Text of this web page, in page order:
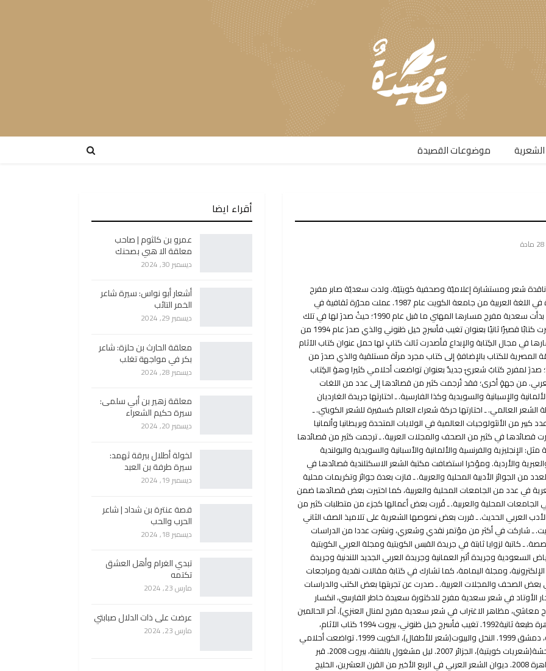
موضوعات القصيدة​
28 مادة
شعر ومستشارة إعلاميّة وصحفية كويتيّة. ولدت سعديّة صابر مفرح
سنة 1967 في مدينة الجهراء. مجازة في اللغة العربية من جامعة الكويت عام 1987. عملت محرّرة ثقافية في
القسم الثقافي في الوطن والقبس. بدأت سعدية مفرح مسارها المهني ما قبل عام 1990؛ حيثُ صدرَ لها في تلك
الفترة كِتاب آخر الحالمين كان ثمّ نشرت كتابًا قصيرًا ثانيًا بعنوان تغيب فأسرج خيل ظنوني والذي صدرَ عام 1994 من
في مجال الكِتابة والإبداع فأصدرت ثالث كتابٍ لها حمل عنوان كتاب الآثام
الهيئة العامّة المصرية للكتاب بالإضافةِ إلى كتاب مجرد مرآة مستلقية والذي صدرَ من
دمشق عام 1999. بحلول عام 2006؛ صدرَ لمفرح كتابٌ شعريّ جديدٌ بعنوان تواضعت أحلامي كثيرا وهوَ الكِتاب
من جهةٍ أخرى؛ فقد تُرجمت كثير من قصائدها إلى عدد من اللغات
والإسبانية والسويدية وكذا الفارسية. ـ اختارتها جريدة الغارديان
الشعر العالمي. ـ اختارتها حركة شعراء العالم كسفيرة للشعر الكويتي. ـ
من الأنثولوجيات العالمية في الولايات المتحدة وبريطانيا وألمانيا
قصائدها في كثير من الصحف والمجلات العربية. ـ ترجمت كثير من قصائدها
الإنجليزية والفرنسية والألمانية والأسبانية والسويدية والبولندية
والأردية. ومؤخرا استضافت مكتبة الشعر الاسكتلندية قصائدها في
من الجوائز الأدبية المحلية والعربية. ـ فازت بعدة جوائز وتكريمات محلية
في عدد من الجامعات المحلية والعربية، كما اختيرت بعض قصائدها ضمن
الجامعات المحلية والعربية. ـ قُررت بعض أعمالها كجزء من متطلبات كثير من
العربي الحديث. ـ قررت بعض نصوصها الشعرية على تلاميذ الصف الثاني
ـ شاركت في أكثر من مؤتمر نقدي وشعري، ونشرت عددا من الدراسات
ـ كاتبة لزوايا ثابتة في جريدة القبس الكويتية ومجلة العربي الكويتية
السعودية وجريدة أثير العمانية وجريدة العربي الجديد اللندنية وجريدة
التقرير الإلكترونية ، وجريدة إيوان24 الإلكترونية، ومجلة اليمامة، كما تشارك في كتابة مقالات نقدية ومراجعات
الصحف والمجلات العربية. ـ صدرت عن تجربتها بعض الكتب والدراسات
الأوتاد في شعر سعدية مفرح للدكتورة سعيدة خاطر الفارسي، انكسار
مظاهر الاغتراب في شعر سعدية مفرح لمنال العنزي). آخر الحالمين
كان، الكويت طبعة أولى1990، القاهرة طبعة ثانية1992. تغيب فأسرج خيل ظنوني، بيروت 1994 كتاب الآثام،
القاهرة 1997. مجرد مرآة مستلقية، دمشق 1999. النخل والبيوت(شعر للأطفال)، الكويت 1999. تواضعت أحلامي
كثيرا، بيروت 2006. حداة الغيم والوحشة(شعريات كويتية)، الجزائر 2007. ليل مشغول بالفتنة، بيروت 2008. قبر
بنافذة واحدة(مختارات شعرية)، القاهرة 2008. ديوان الشعر العربي في الربع الأخير من القرن العشرين، الخليج
أقراء ايضا
عمرو بن كلثوم | صاحب
معلقة الا هبي بصحنك
ديسمبر 30, 2024
أشعار أبو نواس: سيرة شاعر
الخمر التائب
ديسمبر 29, 2024
معلقة الحارث بن حلزة: شاعر
بكر في مواجهة تغلب
ديسمبر 28, 2024
معلقة زهير بن أبي سلمى:
سيرة حكيم الشعراء
ديسمبر 20, 2024
لخولة أطلال ببرقة ثهمد:
سيرة طرفة بن العبد
ديسمبر 19, 2024
قصة عنترة بن شداد | شاعر
الحرب والحب
ديسمبر 18, 2024
تبدي الغرام وأهل العشق
تكتمه
مارس 23, 2024
عرضت على ذات الدلال صبابتي
مارس 23, 2024